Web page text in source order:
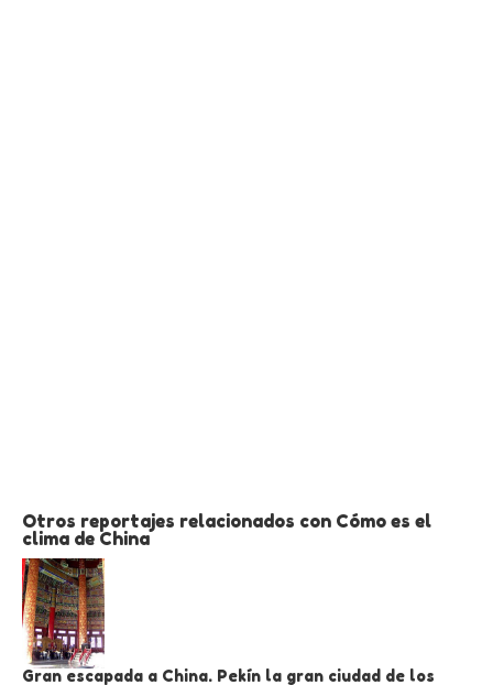
Otros reportajes relacionados con Cómo es el
clima de China
Gran escapada a China. Pekín la gran ciudad de los